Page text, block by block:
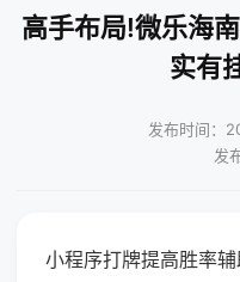
高手布局!微乐海
实有
发布时间：
发
小程序打牌提高胜率